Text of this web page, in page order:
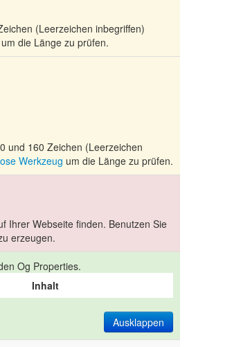
(Leerzeichen inbegriffen)
um die Länge zu prüfen.
und 160 Zeichen (Leerzeichen
Werkzeug um die Länge zu prüfen.
Ihrer Webseite finden. Benutzen Sie
erzeugen.
Og Properties.
Inhalt
Ausklappen